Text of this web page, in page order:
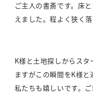
ご主人の書斎です。床
えました。程よく狭く落
K様と土地探しからス
ますがこの瞬間をK様と
私たちも嬉しいです。